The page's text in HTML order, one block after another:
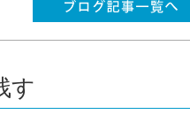
す